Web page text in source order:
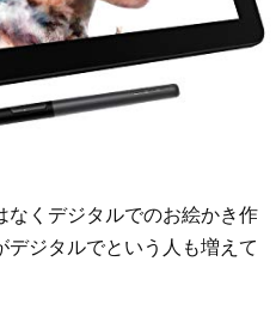
くデジタルでのお絵かき作
ジタルでという人も増えて